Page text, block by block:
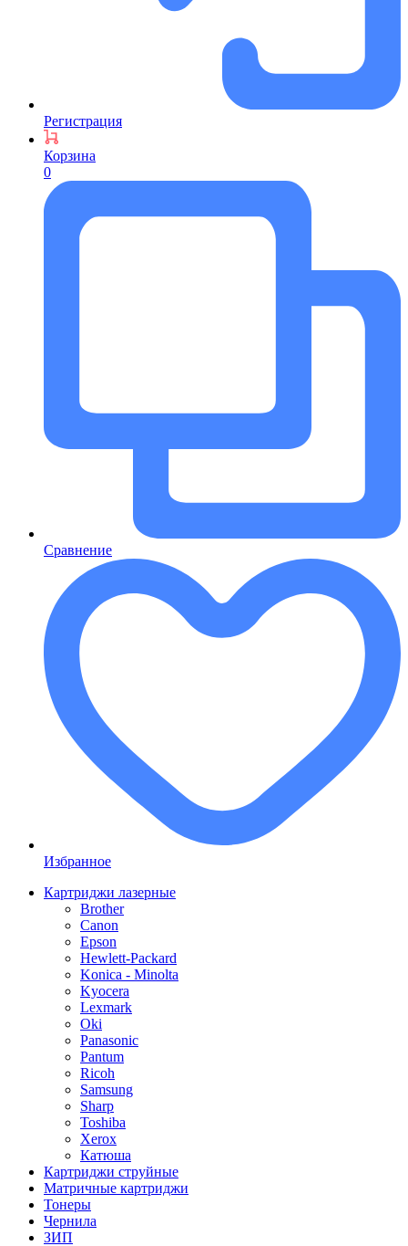
Регистрация
Корзина
0
Сравнение
Избранное
Картриджи лазерные
Brother
Canon
Epson
Hewlett-Packard
Konica - Minolta
Kyocera
Lexmark
Oki
Panasonic
Pantum
Ricoh
Samsung
Sharp
Toshiba
Xerox
Катюша
Картриджи струйные
Матричные картриджи
Тонеры
Чернила
ЗИП